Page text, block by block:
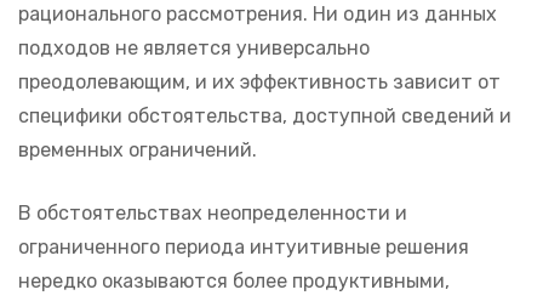
рационального рассмотрения. Ни один из данных
подходов не является универсально
преодолевающим, и их эффективность зависит от
специфики обстоятельства, доступной сведений и
временных ограничений.
В обстоятельствах неопределенности и
ограниченного периода интуитивные решения
нередко оказываются более продуктивными,